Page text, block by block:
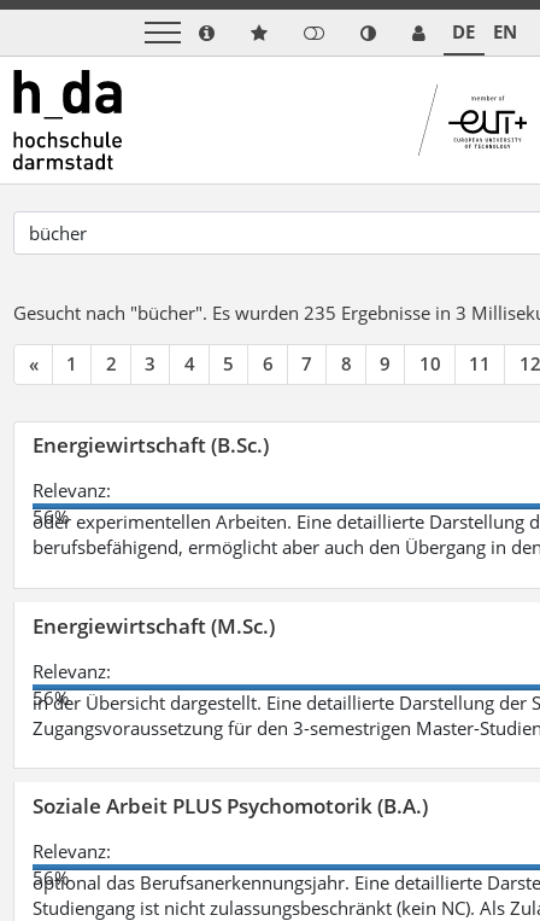
DE EN
Gesucht nach "bücher". Es wurden 235 Ergebnisse in 3
« 1 2 3 4 5 6 7 8 9 10 11 12
Energiewirtschaft (B.Sc.)
Relevanz:
56%
oder experimentellen Arbeiten. Eine detaillierte Darstellung
berufsbefähigend, ermöglicht aber auch den Übergang in
Energiewirtschaft (M.Sc.)
Relevanz:
56%
in der Übersicht dargestellt. Eine detaillierte Darstellung der
Zugangsvoraussetzung für den 3-semestrigen Master-
Soziale Arbeit PLUS Psychomotorik (B.A.)
Relevanz:
56%
optional das Berufsanerkennungsjahr. Eine detaillierte
Studiengang ist nicht zulassungsbeschränkt (kein NC). Als